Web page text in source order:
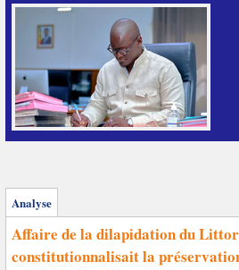
Analyse
Affaire de la dilapidation du
constitutionnalisait la